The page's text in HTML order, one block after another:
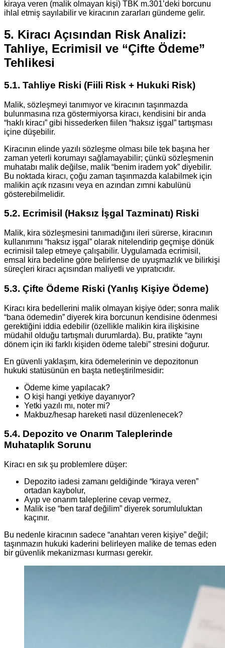
kiraya veren (malik olmayan kişi) TBK m.301’deki borcunu
ihlal etmiş sayılabilir ve kiracının zararları gündeme gelir.
5. Kiracı Açısından Risk Analizi:
Tahliye, Ecrimisil ve “Çifte Ödeme”
Tehlikesi
5.1. Tahliye Riski (Fiili Risk + Hukuki Risk)
Malik, sözleşmeyi tanımıyor ve kiracının taşınmazda
bulunmasına rıza göstermiyorsa kiracı, kendisini bir anda
“haklı kiracı” gibi hissederken fiilen “haksız işgal” tartışması
içine düşebilir.
Kiracının elinde yazılı sözleşme olması bile tek başına her
zaman yeterli korumayı sağlamayabilir; çünkü sözleşmenin
muhatabı malik değilse, malik “benim iradem yok” diyebilir.
Bu noktada kiracı, çoğu zaman taşınmazda kalabilmek için
malikin açık rızasını veya en azından zımni kabulünü
gösterebilmelidir.
5.2. Ecrimisil (Haksız İşgal Tazminatı) Riski
Malik, kira sözleşmesini tanımadığını ileri sürerse, kiracının
kullanımını “haksız işgal” olarak nitelendirip geçmişe dönük
ecrimisil talep etmeye çalışabilir. Uygulamada ecrimisil,
emsal kira bedeline göre belirlense de uyuşmazlık ve bilirkişi
süreçleri kiracı açısından maliyetli ve yıpratıcıdır.
5.3. Çifte Ödeme Riski (Yanlış Kişiye Ödeme)
Kiracı kira bedellerini malik olmayan kişiye öder; sonra malik
“bana ödemedin” diyerek kira borcunun kendisine ödenmesi
gerektiğini iddia edebilir (özellikle malikin kira ilişkisine
müdahil olduğu tartışmalı durumlarda). Bu, pratikte “aynı
dönem için iki farklı kişiden ödeme talebi” stresini doğurur.
En güvenli yaklaşım, kira ödemelerinin ve depozitonun
hukuki statüsünün en başta netleştirilmesidir:
Ödeme kime yapılacak?
O kişi hangi yetkiye dayanıyor?
Yetki yazılı mı, noter mi?
Makbuz/hesap hareketi nasıl düzenlenecek?
5.4. Depozito ve Onarım Taleplerinde
Muhataplık Sorunu
Kiracı en sık şu problemlere düşer:
Depozito iadesi zamanı geldiğinde “kiraya veren”
ortadan kaybolur,
Ayıp ve onarım taleplerine cevap vermez,
Malik ise “ben taraf değilim” diyerek sorumluluktan
kaçınır.
Bu nedenle kiracının sadece “anahtarı veren kişiye” değil;
taşınmazın hukuki kaderini belirleyen malike de temas eden
bir güvenlik mekanizması kurması gerekir.